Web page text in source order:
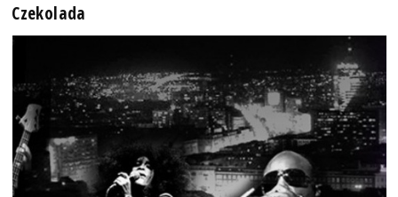
Czekolada